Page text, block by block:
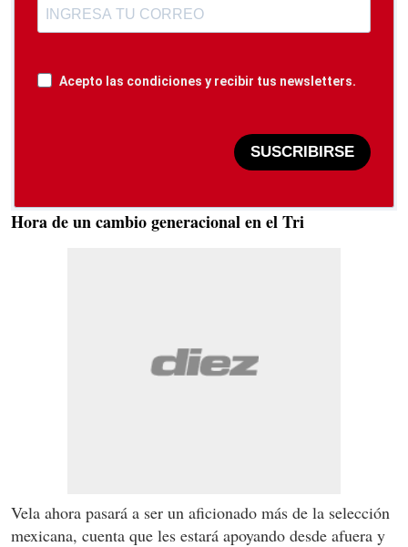
Acepto las condiciones y recibir tus newsletters.
SUSCRIBIRSE
Hora de un cambio generacional en el Tri
Vela ahora pasará a ser un aficionado más de la selección
mexicana, cuenta que les estará apoyando desde afuera y